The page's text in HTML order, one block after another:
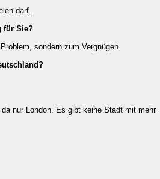
darf.
für Sie?
sondern zum Vergnügen.
nur London. Es gibt keine Stadt mit mehr